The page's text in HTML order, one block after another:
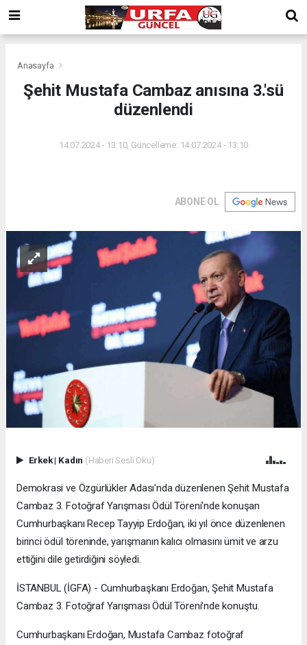
Anasayfa
Şehit Mustafa Cambaz anısına 3.'sü
düzenlendi
14.07.2024 - 13:10, Güncelleme: 14.07.2024 - 13:10
ABONE OL
Erkek| Kadın (Haberi Sesli Oku)
Demokrasi ve Özgürlükler Adası'nda düzenlenen Şehit Mustafa
Cambaz 3. Fotoğraf Yarışması Ödül Töreni'nde konuşan
Cumhurbaşkanı Recep Tayyip Erdoğan, iki yıl önce düzenlenen
birinci ödül töreninde, yarışmanın kalıcı olmasını ümit ve arzu
ettiğini dile getirdiğini söyledi.
İSTANBUL (İGFA) - Cumhurbaşkanı Erdoğan, Şehit Mustafa
Cambaz 3. Fotoğraf Yarışması Ödül Töreni’nde konuştu.
Cumhurbaşkanı Erdoğan, Mustafa Cambaz fotoğraf